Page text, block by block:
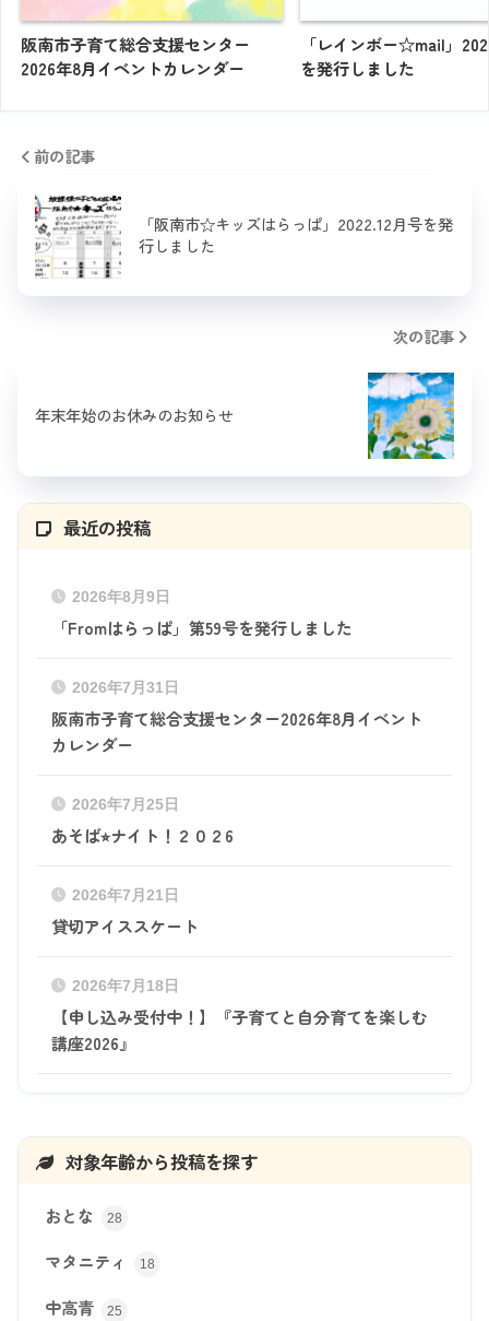
阪南市子育て総合支援センター
2026年8月イベントカレンダー
「レインボー☆mail」
を発行しました
前の記事
「阪南市☆キッズはらっぱ」2022.12月号を発
行しました
次の記事
年末年始のお休みのお知らせ
最近の投稿
2026年8月9日
「Fromはらっぱ」第59号を発行しました
2026年7月31日
阪南市子育て総合支援センター2026年8月イベント
カレンダー
2026年7月25日
あそば⭐︎ナイト！２０２6
2026年7月21日
貸切アイススケート
2026年7月18日
【申し込み受付中！】『子育てと自分育てを楽しむ
講座2026』
対象年齢から投稿を探す
おとな 28
マタニティ 18
中高青 25